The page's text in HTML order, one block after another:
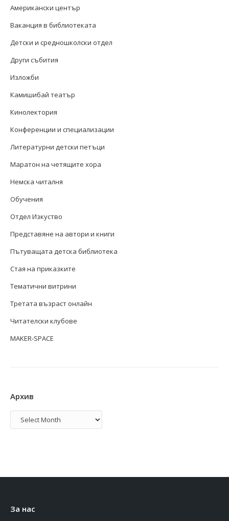
Американски център
Ваканция в библиотеката
Детски и средношколски отдел
Други събития
Изложби
Камишибай театър
Кинолектория
Конференции и специализации
Литературни детски петъци
Маратон на четящите хора
Немска читалня
Обучения
Отдел Изкуство
Представяне на автори и книги
Пътуващата детска библиотека
Стая на приказките
Тематични витрини
Третата възраст онлайн
Читателски клубове
MAKER-SPACE
Архив
Архив
За нас